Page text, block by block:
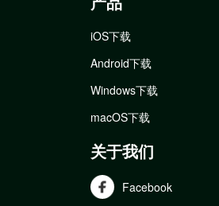
iOS下载
Android下载
Windows下载
macOS下载
关于我们
Facebook